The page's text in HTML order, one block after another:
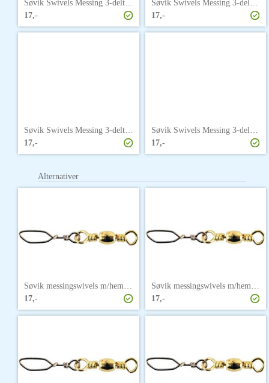
Søvik Swivels Messing 3-delt 8 P
17,-
Søvik Swivels Messing 3-delt 10 P
17,-
Søvik Swivels Messing 3-delt 12 P
17,-
Søvik Swivels Messing 3-delt 1/0 P
17,-
Alternativer
Søvik messingswivels m/hempe str. 1
17,-
Søvik messingswivels m/hempe str. 1/0
17,-